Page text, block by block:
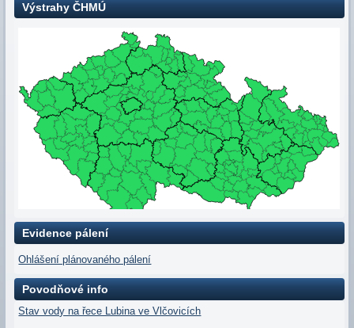
Výstrahy ČHMÚ
Evidence pálení
Ohlášení plánovaného pálení
Povodňové info
Stav vody na řece Lubina ve Vlčovicích